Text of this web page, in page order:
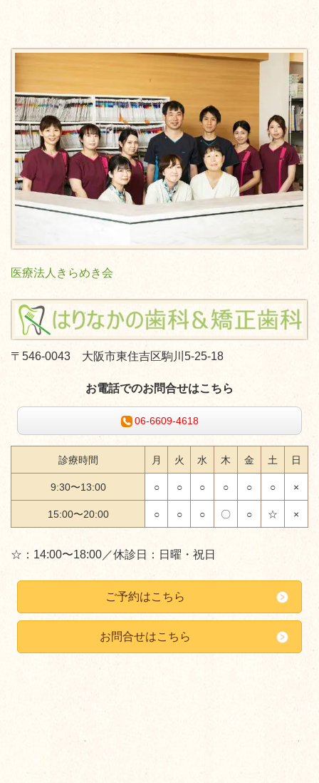
医療法人きらめき会
〒546-0043 大阪市東住吉区駒川5-25-18
お電話でのお問合せはこちら
06-6609-4618
診療時間 月 火 水 木 金 土 日
9:30〜13:00 ○ ○ ○ ○ ○ ○ ×
15:00〜20:00 ○ ○ ○ 〇 ○ ☆ ×
☆：14:00〜18:00／休診日：日曜・祝日
ご予約はこちら
お問合せはこちら